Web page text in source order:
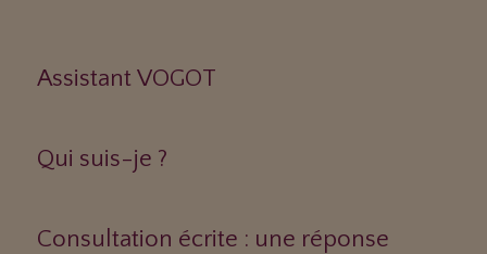
Assistant VOGOT
Qui suis-je ?
Consultation écrite : une réponse